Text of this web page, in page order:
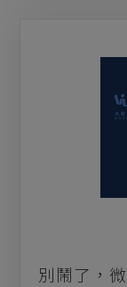
別鬧了，